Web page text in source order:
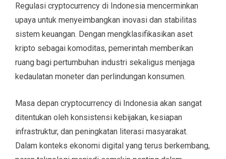
Regulasi cryptocurrency di Indonesia mencerminkan
upaya untuk menyeimbangkan inovasi dan stabilitas
sistem keuangan. Dengan mengklasifikasikan aset
kripto sebagai komoditas, pemerintah memberikan
ruang bagi pertumbuhan industri sekaligus menjaga
kedaulatan moneter dan perlindungan konsumen.
Masa depan cryptocurrency di Indonesia akan sangat
ditentukan oleh konsistensi kebijakan, kesiapan
infrastruktur, dan peningkatan literasi masyarakat.
Dalam konteks ekonomi digital yang terus berkembang,